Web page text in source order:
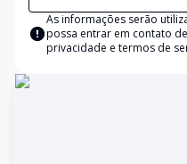
As informações serão
possa entrar em contato
privacidade e termos de